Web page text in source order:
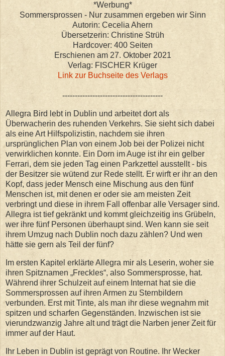
*Werbung*
Sommersprossen - Nur zusammen ergeben wir Sinn
Autorin: Cecelia Ahern
Übersetzerin: Christine Strüh
Hardcover: 400 Seiten
Erschienen am 27. Oktober 2021
Verlag: FISCHER Krüger
Link zur Buchseite des Verlags
----------------------------------------
Allegra Bird lebt in Dublin und arbeitet dort als
Überwacherin des ruhenden Verkehrs. Sie sieht sich dabei
als eine Art Hilfspolizistin, nachdem sie ihren
ursprünglichen Plan von einem Job bei der Polizei nicht
verwirklichen konnte. Ein Dorn im Auge ist ihr ein gelber
Ferrari, dem sie jeden Tag einen Parkzettel ausstellt - bis
der Besitzer sie wütend zur Rede stellt. Er wirft er ihr an den
Kopf, dass jeder Mensch eine Mischung aus den fünf
Menschen ist, mit denen er oder sie am meisten Zeit
verbringt und diese in ihrem Fall offenbar alle Versager sind.
Allegra ist tief gekränkt und kommt gleichzeitig ins Grübeln,
wer ihre fünf Personen überhaupt sind. Wen kann sie seit
ihrem Umzug nach Dublin noch dazu zählen? Und wen
hätte sie gern als Teil der fünf?
Im ersten Kapitel erklärte Allegra mir als Leserin, woher sie
ihren Spitznamen „Freckles“, also Sommersprosse, hat.
Während ihrer Schulzeit auf einem Internat hat sie die
Sommersprossen auf ihren Armen zu Sternbildern
verbunden. Erst mit Tinte, als man ihr diese wegnahm mit
spitzen und scharfen Gegenständen. Inzwischen ist sie
vierundzwanzig Jahre alt und trägt die Narben jener Zeit für
immer auf der Haut.
Ihr Leben in Dublin ist geprägt von Routine. Ihr Wecker